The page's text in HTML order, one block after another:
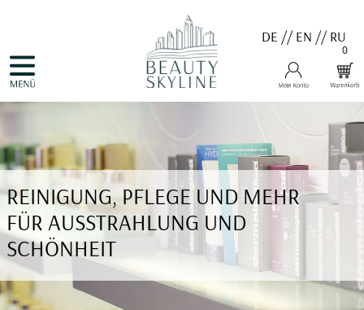
DE //EN //RU
0
NAVIGATION
VALMONT
MENARD
MEDER
COSNOBELL
PROBIO DERM・INFO
BELLEFONTAINE
DERMALOGICA
EVA GARDEN
APHRO CELINA
ANGEBOTE
REINIGUNG, PFLEGE UND MEHR
FÜR AUSSTRAHLUNG UND
SCHÖNHEIT